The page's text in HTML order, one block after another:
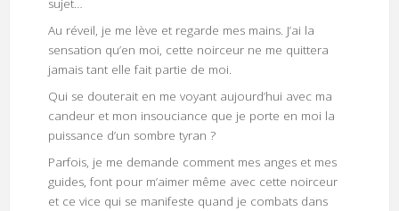
sujet…
Au réveil, je me lève et regarde mes mains. J’ai la
sensation qu’en moi, cette noirceur ne me quittera
jamais tant elle fait partie de moi.
Qui se douterait en me voyant aujourd’hui avec ma
candeur et mon insouciance que je porte en moi la
puissance d’un sombre tyran ?
Parfois, je me demande comment mes anges et mes
guides, font pour m’aimer même avec cette noirceur
et ce vice qui se manifeste quand je combats dans